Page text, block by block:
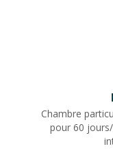
Chambre
pour 60